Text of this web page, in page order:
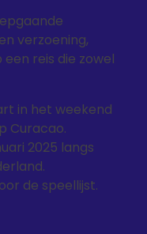
verzoening,
reis die zowel
in het weekend
Curacao.
2025 langs
de speellijst.